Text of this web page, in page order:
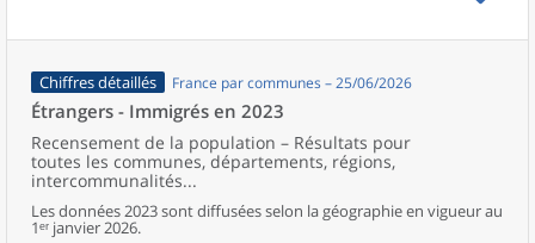
Chiffres détaillés France par communes – 25/06/2026
Étrangers - Immigrés en 2023
Recensement de la population – Résultats pour
toutes les communes, départements, régions,
intercommunalités...
Les données 2023 sont diffusées selon la géographie en vigueur au
1ᵉʳ janvier 2026.